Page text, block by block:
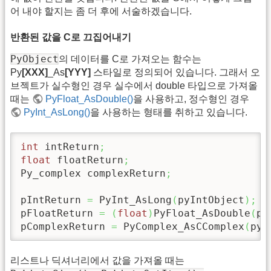
어 내야 할지는 좀 더 후에 서술하겠습니다.
반환된 값을 C로 끄집어내기
PyObject의 데이터를 C로 가져오는 함수는
Py[XXX] _As[YYY] 스타일로 정의되어 있습니다. 그래서 오
브젝트가 실수형인 경우 실수에서 double 타입으로 가져올
때는
PyFloat_AsDouble()을 사용하고, 정수형인 경우
PyInt_AsLong()을 사용하는 형태를 취하고 있습니다.
int intReturn ;
float
floatReturn ;
Py_complex complexReturn ;
pIntReturn = PyInt_AsLong ( pyIntObject ) ;
pFloatReturn = ( float ) PyFloat_AsDouble (
pComplexReturn = PyComplex_AsCComplex (
리스트나 딕셔너리에서 값을 가져올 때는